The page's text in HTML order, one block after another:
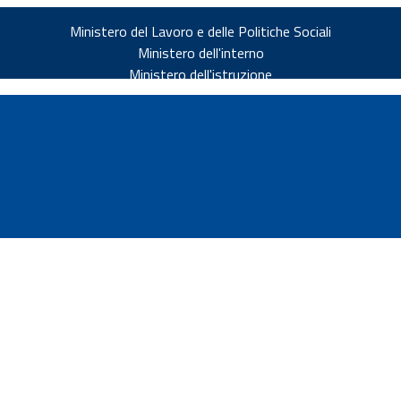
Ministero del Lavoro e delle Politiche Sociali
Ministero dell'interno
Ministero dell'istruzione